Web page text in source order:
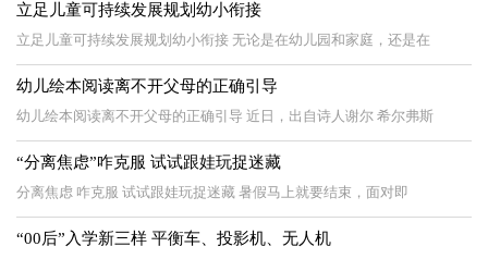
立足儿童可持续发展规划幼小衔接
立足儿童可持续发展规划幼小衔接 无论是在幼儿园和家庭，还是在
幼儿绘本阅读离不开父母的正确引导
幼儿绘本阅读离不开父母的正确引导 近日，出自诗人谢尔 希尔弗斯
“分离焦虑”咋克服 试试跟娃玩捉迷藏
分离焦虑 咋克服 试试跟娃玩捉迷藏 暑假马上就要结束，面对即
“00后”入学新三样 平衡车、投影机、无人机